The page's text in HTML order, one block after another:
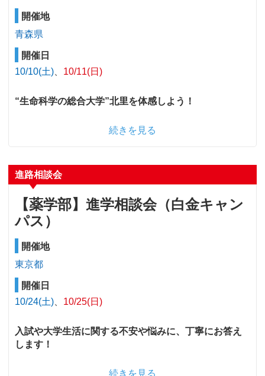
開催地
青森県
開催日
10/10(土)
10/11(日)
“生命科学の総合大学”北里を体感しよう！
続きを見る
進路相談会
【薬学部】進学相談会（白金キャン
パス）
開催地
東京都
開催日
10/24(土)
10/25(日)
入試や大学生活に関する不安や悩みに、丁寧にお答え
します！
続きを見る